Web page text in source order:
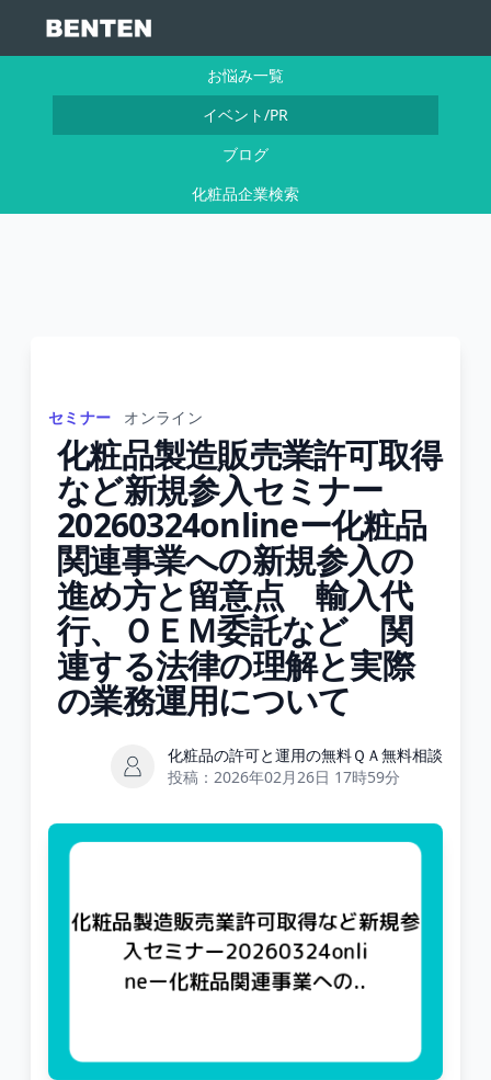
お悩み一覧
イベント/PR
ブログ
化粧品企業検索
セミナー オンライン
化粧品製造販売業許可取得
など新規参入セミナー
20260324onlineー化粧品
関連事業への新規参入の
進め方と留意点 輸入代
行、ＯＥＭ委託など 関
連する法律の理解と実際
の業務運用について
化粧品の許可と運用の無料ＱＡ無料相談
投稿： 2026年02月26日 17時59分